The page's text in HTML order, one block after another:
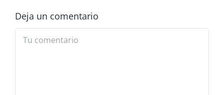
Deja un comentario
Comment